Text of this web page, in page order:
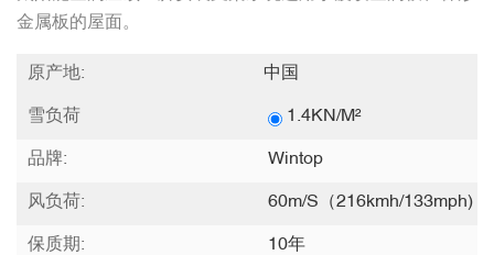
金属板的屋面。
原产地: 中国
雪负荷 1.4KN/m²
品牌: Wintop
风负荷: 60m/s（216kmh/133mph)
保质期: 10年